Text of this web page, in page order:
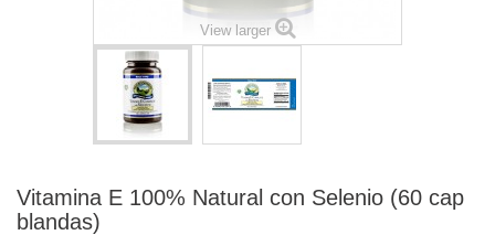
View larger
Vitamina E 100% Natural con Selenio (60 cap
blandas)